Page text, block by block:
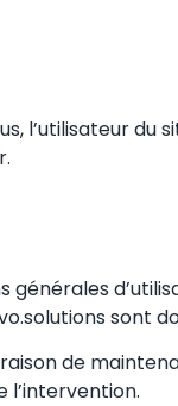
l’utilisateur du
sont
de
l’intervention.